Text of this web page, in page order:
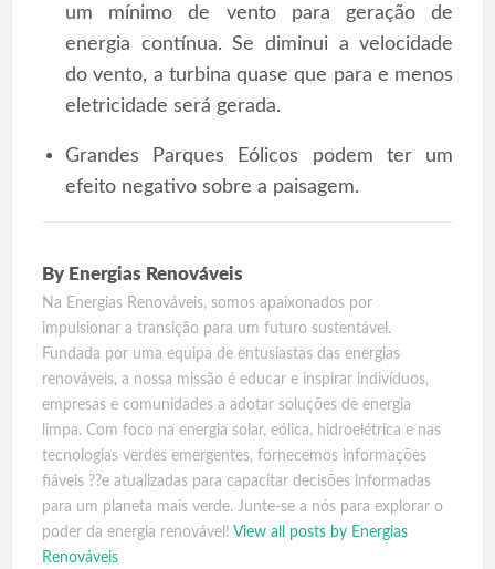
um mínimo de vento para geração de
energia contínua. Se diminui a velocidade
do vento, a turbina quase que para e menos
eletricidade será gerada.
Grandes Parques Eólicos podem ter um
efeito negativo sobre a paisagem.
By Energias Renováveis
Na Energias Renováveis, somos apaixonados por
impulsionar a transição para um futuro sustentável.
Fundada por uma equipa de entusiastas das energias
renováveis, a nossa missão é educar e inspirar indivíduos,
empresas e comunidades a adotar soluções de energia
limpa. Com foco na energia solar, eólica, hidroelétrica e nas
tecnologias verdes emergentes, fornecemos informações
fiáveis ??e atualizadas para capacitar decisões informadas
para um planeta mais verde. Junte-se a nós para explorar o
poder da energia renovável! View all posts by Energias
Renováveis